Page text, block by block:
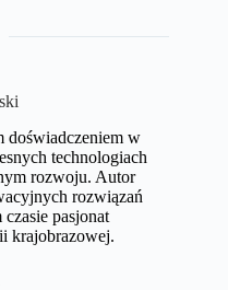
doświadczeniem w
technologiach
rozwoju. Autor
rozwiązań
pasjonat
krajobrazowej.